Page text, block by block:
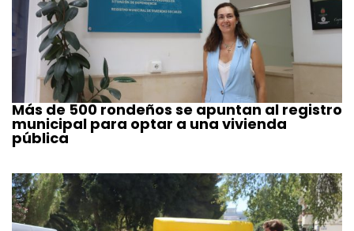
Más de 500 rondeños se apuntan al registro
municipal para optar a una vivienda
pública